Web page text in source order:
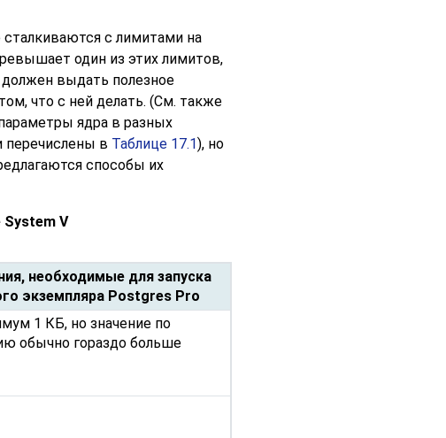
с лимитами на
один из этих лимитов,
должен выдать полезное
что с ней делать. (См. также
ядра в разных
перечислены в Таблице 17.1), но
способы их
System V
необходимые для запуска
экземпляра Postgres Pro
1 КБ, но значение по
обычно гораздо больше